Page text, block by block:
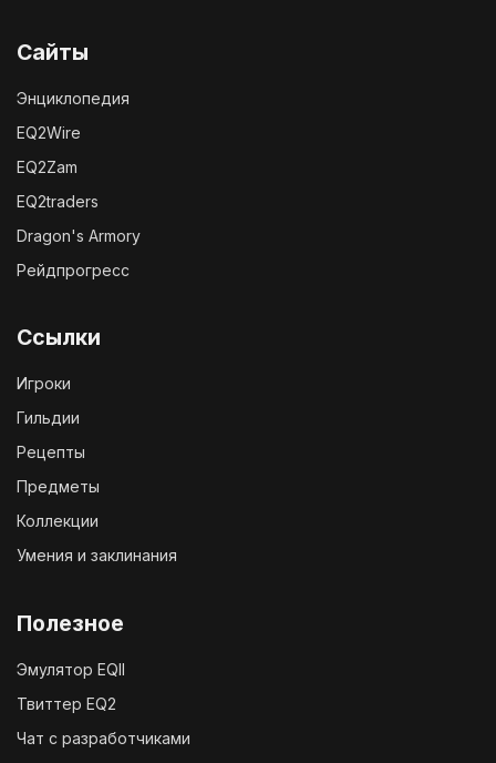
Сайты
Энциклопедия
EQ2Wire
EQ2Zam
EQ2traders
Dragon's Armory
Рейдпрогресс
Ссылки
Игроки
Гильдии
Рецепты
Предметы
Коллекции
Умения и заклинания
Полезное
Эмулятор EQII
Твиттер EQ2
Чат с разработчиками